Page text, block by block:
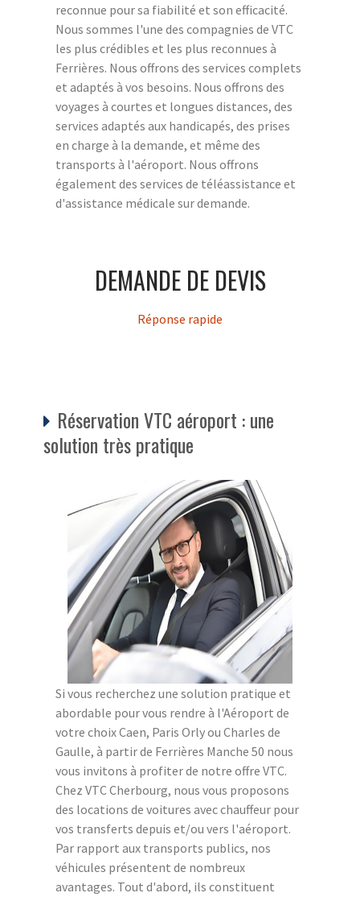
reconnue pour sa fiabilité et son efficacité.
Nous sommes l'une des compagnies de VTC
les plus crédibles et les plus reconnues à
Ferrières. Nous offrons des services complets
et adaptés à vos besoins. Nous offrons des
voyages à courtes et longues distances, des
services adaptés aux handicapés, des prises
en charge à la demande, et même des
transports à l'aéroport. Nous offrons
également des services de téléassistance et
d'assistance médicale sur demande.
DEMANDE DE DEVIS
Réponse rapide
Réservation VTC aéroport : une
solution très pratique
Si vous recherchez une solution pratique et
abordable pour vous rendre à l'Aéroport de
votre choix Caen, Paris Orly ou Charles de
Gaulle, à partir de Ferrières Manche 50 nous
vous invitons à profiter de notre offre VTC.
Chez VTC Cherbourg, nous vous proposons
des locations de voitures avec chauffeur pour
vos transferts depuis et/ou vers l'aéroport.
Par rapport aux transports publics, nos
véhicules présentent de nombreux
avantages. Tout d'abord, ils constituent